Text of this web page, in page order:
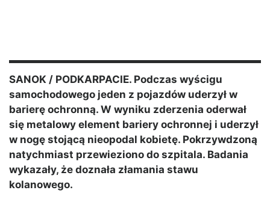
SANOK / PODKARPACIE. Podczas wyścigu
samochodowego jeden z pojazdów uderzył w
barierę ochronną. W wyniku zderzenia oderwał
się metalowy element bariery ochronnej i uderzył
w nogę stojącą nieopodal kobietę. Pokrzywdzoną
natychmiast przewieziono do szpitala. Badania
wykazały, że doznała złamania stawu
kolanowego.